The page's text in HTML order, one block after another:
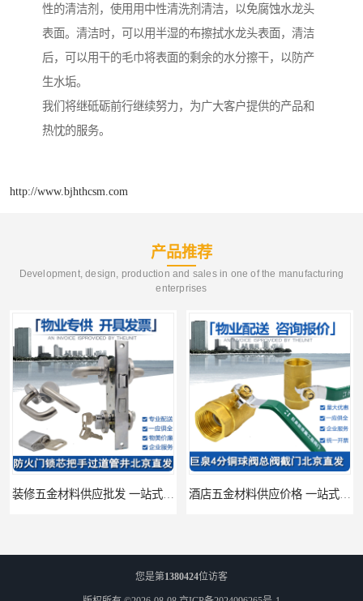
性的清洁剂，使用用中性清洗剂清洁，以免腐蚀水龙头
表面。清洁时，可以用半湿的布擦拭水龙头表面，清洁
后，可以用干的毛巾将表面的剩余的水分擦干，以防产
生水垢。
我们将继砥砺前行继续努力，为广大客户提供的产品和
热忱的服务。
http://www.bjhthcsm.com
产品推荐
Development, design, production and sales in one of the manufacturing
enterprises
您是第1380424位访客